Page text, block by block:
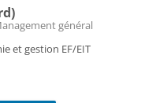
général
et gestion EF/EIT